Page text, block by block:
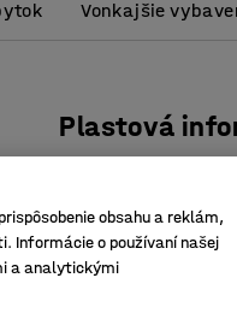
Vonkajšie
Plastová
A4, 100 ks
Tvrdený plast
Pružné
obsahu a reklám,
Informácie o používaní našej
a analytickými